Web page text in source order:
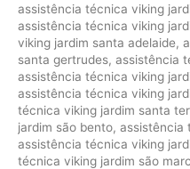
assistência técnica viking
assistência técnica viking
viking jardim santa adelaide,
santa gertrudes, assistência
assistência técnica viking
assistência técnica viking
técnica viking jardim santa
jardim são bento, assistência
assistência técnica viking
técnica viking jardim são